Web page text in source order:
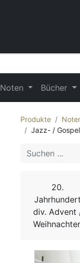
Noten Bücher
Produkte
Jazz- /
20.
Jahrhundert
div. Advent